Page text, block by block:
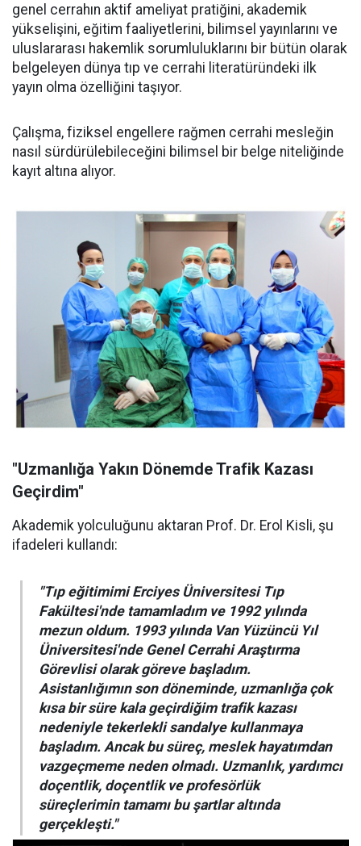
genel cerrahın aktif ameliyat pratiğini, akademik
yükselişini, eğitim faaliyetlerini, bilimsel yayınlarını ve
uluslararası hakemlik sorumluluklarını bir bütün olarak
belgeleyen dünya tıp ve cerrahi literatüründeki ilk
yayın olma özelliğini taşıyor.
Çalışma, fiziksel engellere rağmen cerrahi mesleğin
nasıl sürdürülebileceğini bilimsel bir belge niteliğinde
kayıt altına alıyor.
"Uzmanlığa Yakın Dönemde Trafik Kazası
Geçirdim"
Akademik yolculuğunu aktaran Prof. Dr. Erol Kisli, şu
ifadeleri kullandı:
"Tıp eğitimimi Erciyes Üniversitesi Tıp
Fakültesi'nde tamamladım ve 1992 yılında
mezun oldum. 1993 yılında Van Yüzüncü Yıl
Üniversitesi'nde Genel Cerrahi Araştırma
Görevlisi olarak göreve başladım.
Asistanlığımın son döneminde, uzmanlığa çok
kısa bir süre kala geçirdiğim trafik kazası
nedeniyle tekerlekli sandalye kullanmaya
başladım. Ancak bu süreç, meslek hayatımdan
vazgeçmeme neden olmadı. Uzmanlık, yardımcı
doçentlik, doçentlik ve profesörlük
süreçlerimin tamamı bu şartlar altında
gerçekleşti."